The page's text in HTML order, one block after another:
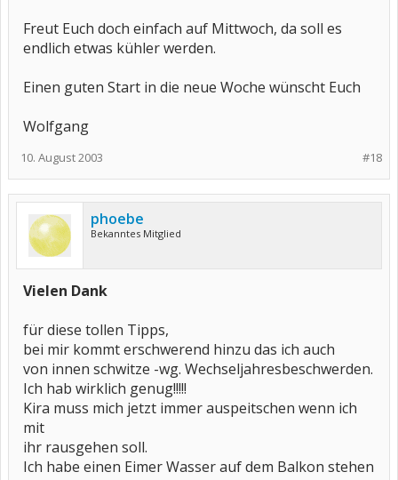
Freut Euch doch einfach auf Mittwoch, da soll es
endlich etwas kühler werden.
Einen guten Start in die neue Woche wünscht Euch
Wolfgang
#18
10. August 2003
phoebe
Bekanntes Mitglied
Vielen Dank
für diese tollen Tipps,
bei mir kommt erschwerend hinzu das ich auch
von innen schwitze -wg. Wechseljahresbeschwerden.
Ich hab wirklich genug!!!!!
Kira muss mich jetzt immer auspeitschen wenn ich
mit
ihr rausgehen soll.
Ich habe einen Eimer Wasser auf dem Balkon stehen